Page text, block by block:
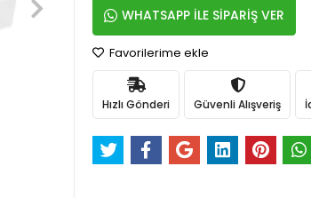
WHATSAPP İLE SİPARİŞ VER
Favorilerime ekle
Hızlı Gönderi Güvenli Alışveriş